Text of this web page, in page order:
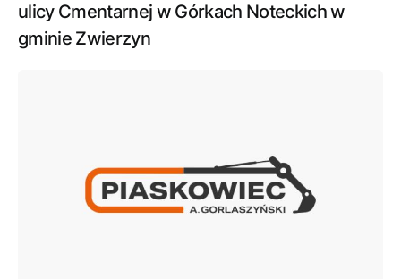
ulicy Cmentarnej w Górkach Noteckich w
gminie Zwierzyn